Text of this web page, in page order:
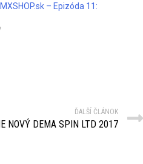
– Epizóda 11:
ĎALŠÍ ČLÁNOK
NOVÝ DEMA SPIN LTD 2017